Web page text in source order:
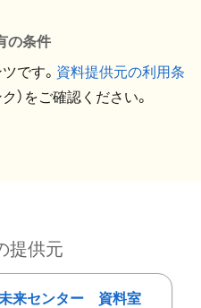
の条件
です。 資料提供元の利用条
）をご確認ください。
提供元
来センター 資料室